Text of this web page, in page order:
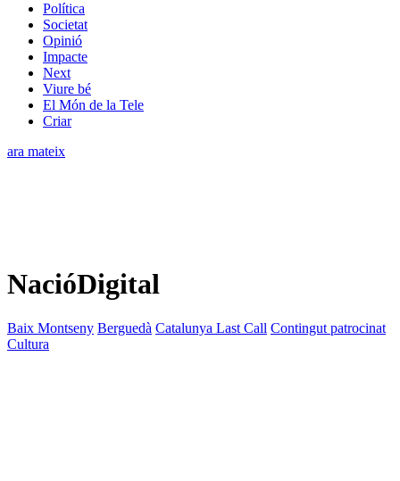
Política
Societat
Opinió
Impacte
Next
Viure bé
El Món de la Tele
Criar
ara mateix
NacióDigital
Baix Montseny Berguedà Catalunya Last Call Contingut patrocinat
Cultura